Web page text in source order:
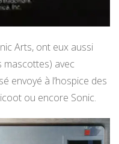
Arts, ont eux aussi
mascottes) avec
envoyé à l’hospice des
ou encore Sonic.